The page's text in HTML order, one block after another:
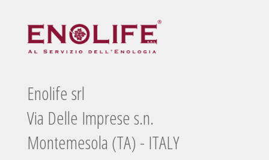
Enolife srl
Via Delle Imprese s.n.
Montemesola (TA) - ITALY